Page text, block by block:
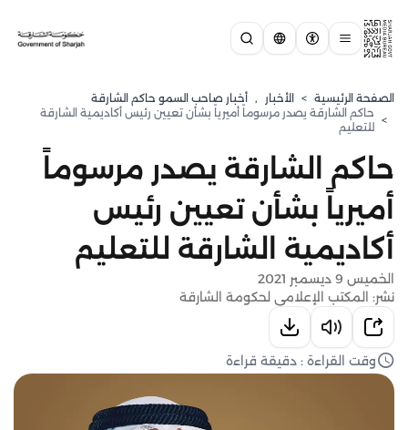
الصفحة الرئيسية > الأخبار , أخبار صاحب السمو حاكم الشارقة
>
حاكم الشارقة يصدر مرسوماً أميرياً بشأن تعيين رئيس أكاديمية الشارقة
للتعليم
حاكم الشارقة يصدر مرسوماً
أميرياً بشأن تعيين رئيس
أكاديمية الشارقة للتعليم
الخميس 9 ديسمبر 2021
نشر: المكتب الإعلامي لحكومة الشارقة
وقت القراءة : دقيقة قراءة